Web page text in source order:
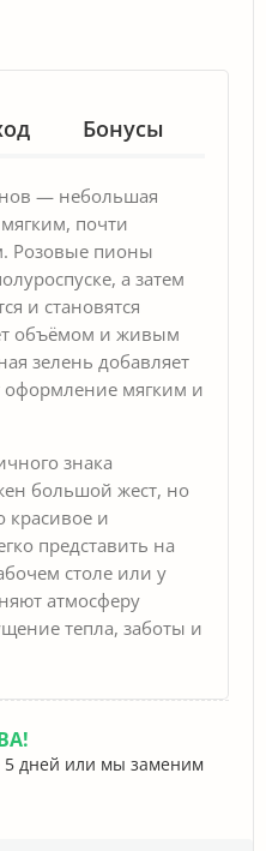
Бонусы
— небольшая
почти
Розовые пионы
а затем
и становятся
объёмом и живым
зелень добавляет
оформление мягким и
знака
большой жест, но
красивое и
представить на
столе или у
атмосферу
тепла, заботы и
5 дней или мы заменим